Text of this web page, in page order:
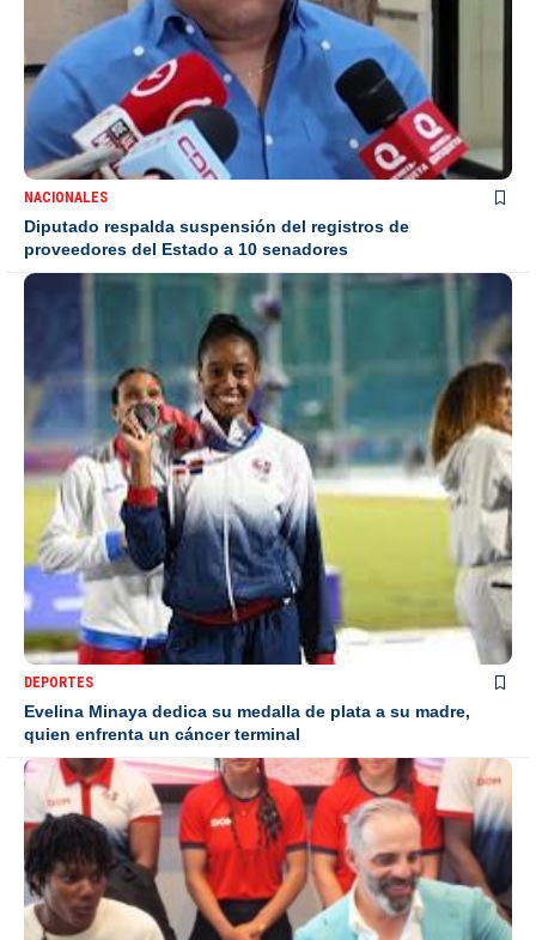
NACIONALES
Diputado respalda suspensión del registros de
proveedores del Estado a 10 senadores
DEPORTES
Evelina Minaya dedica su medalla de plata a su madre,
quien enfrenta un cáncer terminal